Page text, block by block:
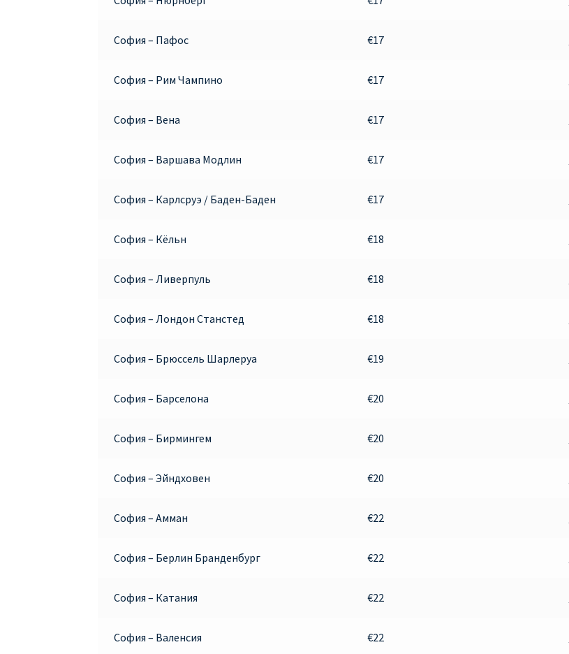
София – Пафос €17
София – Рим Чампино €17
София – Вена €17
София – Варшава Модлин €17
София – Карлсруэ / Баден-Баден €17
София – Кёльн €18
София – Ливерпуль €18
София – Лондон Станстед €18
София – Брюссель Шарлеруа €19
София – Барселона €20
София – Бирмингем €20
София – Эйндховен €20
София – Амман €22
София – Берлин Бранденбург €22
София – Катания €22
София – Валенсия €22